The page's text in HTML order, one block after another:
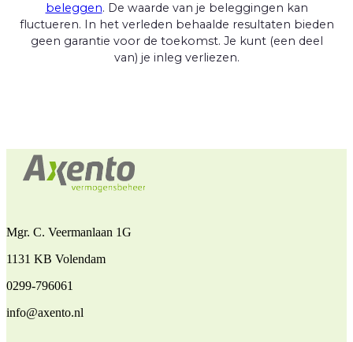
beleggen. De waarde van je beleggingen kan
fluctueren. In het verleden behaalde resultaten bieden
geen garantie voor de toekomst. Je kunt (een deel
van) je inleg verliezen.
Mgr. C. Veermanlaan 1G
1131 KB Volendam
0299-796061
info@axento.nl